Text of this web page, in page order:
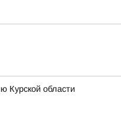
Курской области